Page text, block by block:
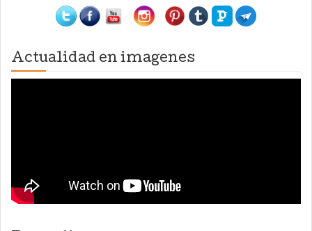
Actualidad en imagenes